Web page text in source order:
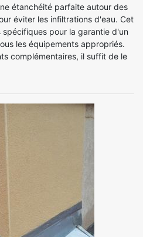
étanchéité parfaite autour des
éviter les infiltrations d'eau. Cet
pour la garantie d'un
les équipements appropriés.
complémentaires, il suffit de le